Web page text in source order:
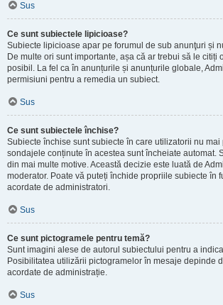
Sus
Ce sunt subiectele lipicioase?
Subiecte lipicioase apar pe forumul de sub anunţuri și
De multe ori sunt importante, așa că ar trebui să le citiți
posibil. La fel ca în anunțurile și anunțurile globale,
permisiuni pentru a remedia un subiect.
Sus
Ce sunt subiectele închise?
Subiecte închise sunt subiecte în care utilizatorii nu mai
sondajele conținute în acestea sunt încheiate automat.
din mai multe motive. Această decizie este luată de
moderator. Poate vă puteți închide propriile subiecte în
acordate de administratori.
Sus
Ce sunt pictogramele pentru temă?
Sunt imagini alese de autorul subiectului pentru a
Posibilitatea utilizării pictogramelor în mesaje depinde
acordate de administrație.
Sus